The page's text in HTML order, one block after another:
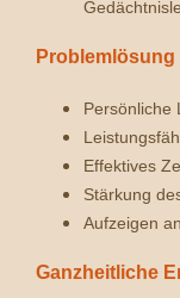
Persönliche
Effektives
Stärkung
Aufzeigen
Ganzheitliche